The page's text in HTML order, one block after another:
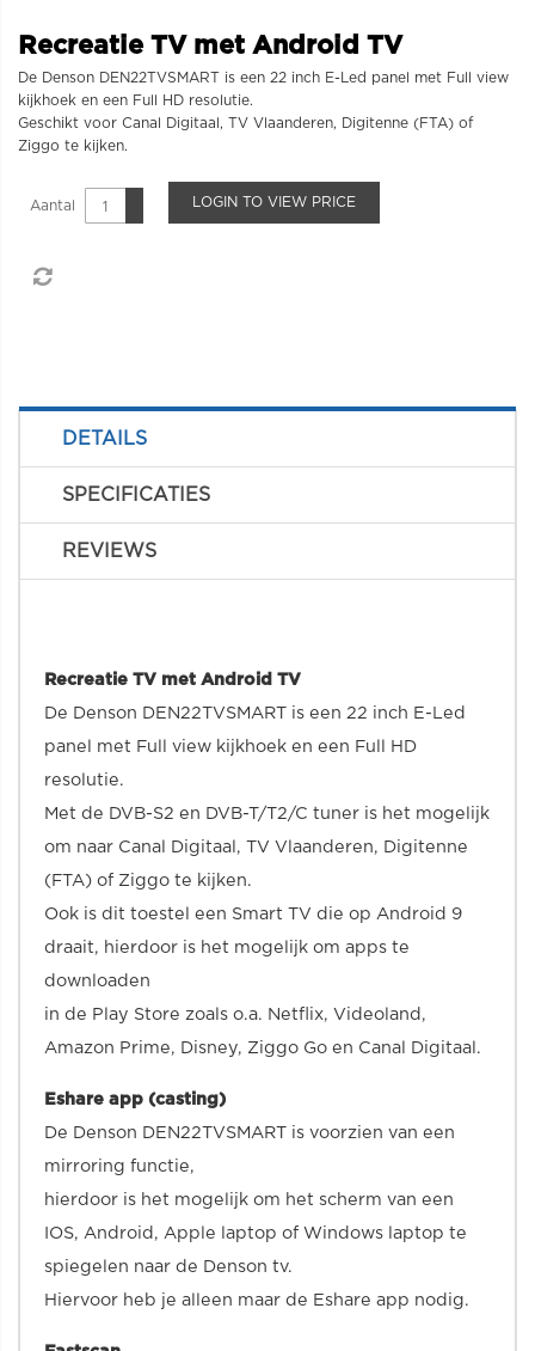
Recreatie TV met Android TV
De Denson DEN22TVSMART is een 22 inch E-Led panel met Full view
kijkhoek en een Full HD resolutie.
Geschikt voor Canal Digitaal, TV Vlaanderen, Digitenne (FTA) of
Ziggo te kijken.
Aantal LOGIN TO VIEW PRICE
DETAILS
SPECIFICATIES
REVIEWS
Recreatie TV met Android TV
De Denson DEN22TVSMART is een 22 inch E-Led
panel met Full view kijkhoek en een Full HD
resolutie.
Met de DVB-S2 en DVB-T/T2/C tuner is het mogelijk
om naar Canal Digitaal, TV Vlaanderen, Digitenne
(FTA) of Ziggo te kijken.
Ook is dit toestel een Smart TV die op Android 9
draait, hierdoor is het mogelijk om apps te
downloaden
in de Play Store zoals o.a. Netflix, Videoland,
Amazon Prime, Disney, Ziggo Go en Canal Digitaal.
Eshare app (casting)
De Denson DEN22TVSMART is voorzien van een
mirroring functie,
hierdoor is het mogelijk om het scherm van een
IOS, Android, Apple laptop of Windows laptop te
spiegelen naar de Denson tv.
Hiervoor heb je alleen maar de Eshare app nodig.